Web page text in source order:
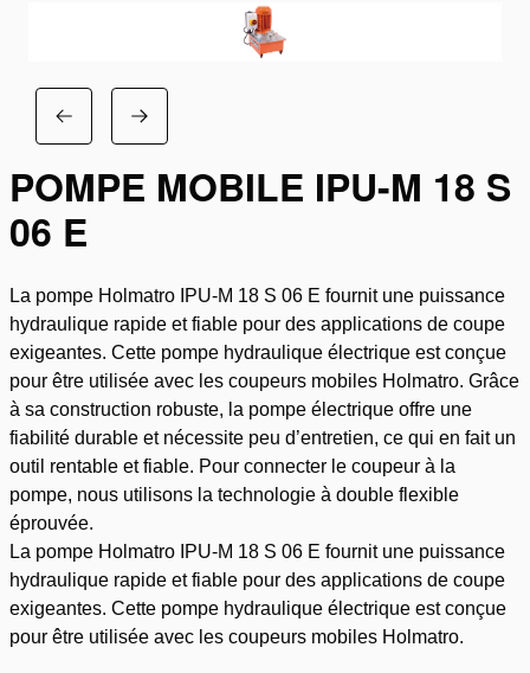
POMPE MOBILE IPU-M 18 S
06 E
La pompe Holmatro IPU-M 18 S 06 E fournit une puissance
hydraulique rapide et fiable pour des applications de coupe
exigeantes. Cette pompe hydraulique électrique est conçue
pour être utilisée avec les coupeurs mobiles Holmatro. Grâce
à sa construction robuste, la pompe électrique offre une
fiabilité durable et nécessite peu d’entretien, ce qui en fait un
outil rentable et fiable. Pour connecter le coupeur à la
pompe, nous utilisons la technologie à double flexible
éprouvée.
La pompe Holmatro IPU-M 18 S 06 E fournit une puissance
hydraulique rapide et fiable pour des applications de coupe
exigeantes. Cette pompe hydraulique électrique est conçue
pour être utilisée avec les coupeurs mobiles Holmatro.